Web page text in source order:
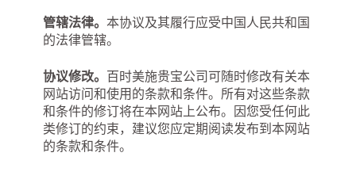
管辖法律。 本协议及其履行应受中国人民共和国
的法律管辖。
协议修改。
百时美施贵宝公司可随时修改有关本
网站访问和使用的条款和条件。所有对这些条款
和条件的修订将在本网站上公布。因您受任何此
类修订的约束，建议您应定期阅读发布到本网站
的条款和条件。